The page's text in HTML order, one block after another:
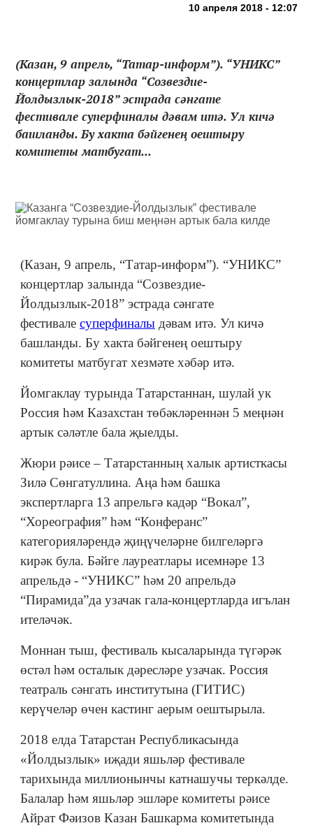
10 апреля 2018 - 12:07
(Казан, 9 апрель, “Татар-информ”). “УНИКС”
концертлар залында “Созвездие-
Йолдызлык-2018” эстрада сәнгате
фестивале суперфиналы дәвам итә. Ул кичә
башланды. Бу хакта бәйгенең оештыру
комитеты матбугат...
(Казан, 9 апрель, “Татар-информ”). “УНИКС”
концертлар залында “Созвездие-
Йолдызлык-2018” эстрада сәнгате
фестивале суперфиналы дәвам итә. Ул кичә
башланды. Бу хакта бәйгенең оештыру
комитеты матбугат хезмәте хәбәр итә.
Йомгаклау турында Татарстаннан, шулай ук
Россия һәм Казахстан төбәкләреннән 5 меңнән
артык сәләтле бала җыелды.
Жюри рәисе – Татарстанның халык артисткасы
Зилә Сөнгатуллина. Аңа һәм башка
экспертларга 13 апрельгә кадәр “Вокал”,
“Хореография” һәм “Конферанс”
категорияләрендә җиңүчеләрне билгеләргә
кирәк була. Бәйге лауреатлары исемнәре 13
апрельдә - “УНИКС” һәм 20 апрельдә
“Пирамида”да узачак гала-концертларда игълан
ителәчәк.
Моннан тыш, фестиваль кысаларында түгәрәк
өстәл һәм осталык дәресләре узачак. Россия
театраль сәнгать институтына (ГИТИС)
керүчеләр өчен кастинг аерым оештырыла.
2018 елда Татарстан Республикасында
«Йолдызлык» иҗади яшьләр фестивале
тарихында миллионынчы катнашучы теркәлде.
Балалар һәм яшьләр эшләре комитеты рәисе
Айрат Фәизов Казан Башкарма комитетында